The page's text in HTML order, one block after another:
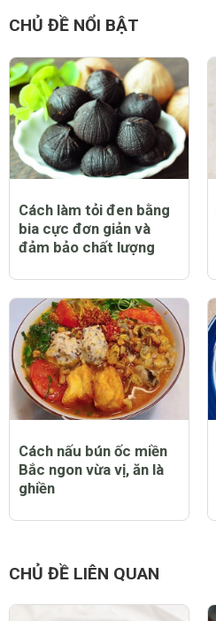
CHỦ ĐỀ NỔI BẬT
Cách làm tỏi đen bằng
bia cực đơn giản và
đảm bảo chất lượng
Cách nấu bún ốc miền
Bắc ngon vừa vị, ăn là
ghiền
CHỦ ĐỀ LIÊN QUAN